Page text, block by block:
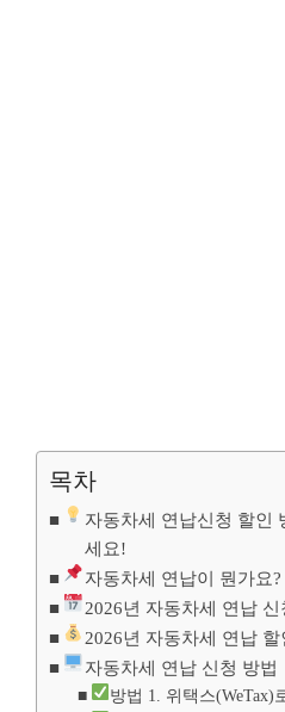
목차
자동차세 연납신청 할인
세요!
자동차세 연납이 뭔가요?
2026년 자동차세 연납 신
2026년 자동차세 연납 할
자동차세 연납 신청 방법
방법 1. 위택스(WeTax)